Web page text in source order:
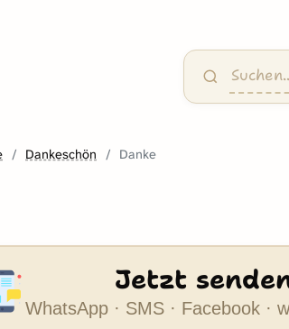
Dankeschön Danke
Jetzt
WhatsApp · SMS · Facebook ·